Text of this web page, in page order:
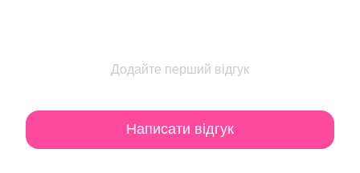
Додайте перший відгук
Написати відгук